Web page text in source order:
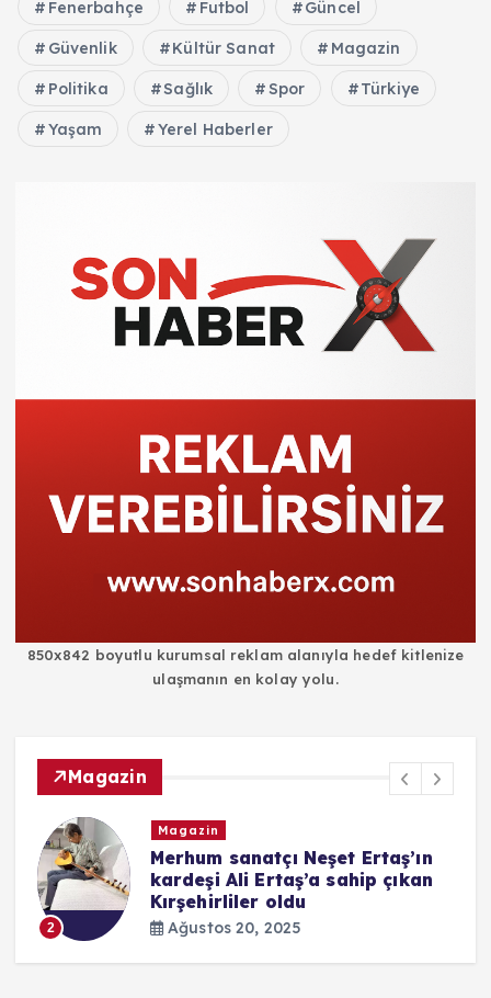
Fenerbahçe Futbol Güncel
Güvenlik Kültür Sanat Magazin
Politika Sağlık Spor Türkiye
Yaşam Yerel Haberler
850x842 boyutlu kurumsal reklam alanıyla hedef kitlenize
ulaşmanın en kolay yolu.
Magazin
2
Magazin
Merhum sanatçı Neşet Ertaş’ın
kardeşi Ali Ertaş’a sahip çıkan
Kırşehirliler oldu
Ağustos 20, 2025